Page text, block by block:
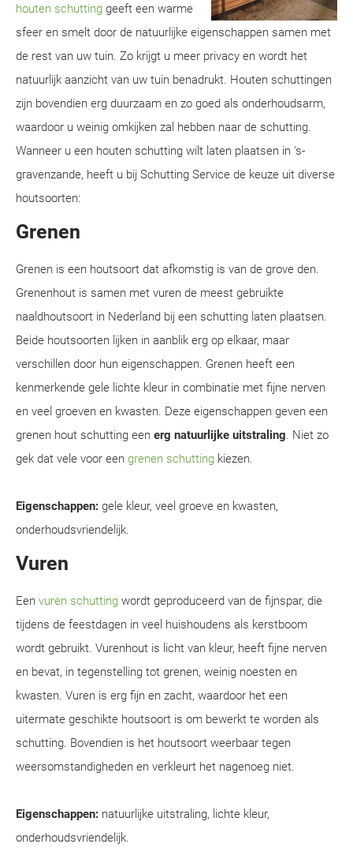
houten schutting geeft een warme
sfeer en smelt door de natuurlijke eigenschappen samen met
de rest van uw tuin. Zo krijgt u meer privacy en wordt het
natuurlijk aanzicht van uw tuin benadrukt. Houten schuttingen
zijn bovendien erg duurzaam en zo goed als onderhoudsarm,
waardoor u weinig omkijken zal hebben naar de schutting.
Wanneer u een houten schutting wilt laten plaatsen in 's-
gravenzande, heeft u bij Schutting Service de keuze uit diverse
houtsoorten:
Grenen
Grenen is een houtsoort dat afkomstig is van de grove den.
Grenenhout is samen met vuren de meest gebruikte
naaldhoutsoort in Nederland bij een schutting laten plaatsen.
Beide houtsoorten lijken in aanblik erg op elkaar, maar
verschillen door hun eigenschappen. Grenen heeft een
kenmerkende gele lichte kleur in combinatie met fijne nerven
en veel groeven en kwasten. Deze eigenschappen geven een
grenen hout schutting een erg natuurlijke uitstraling. Niet zo
gek dat vele voor een grenen schutting kiezen.
Eigenschappen: gele kleur, veel groeve en kwasten,
onderhoudsvriendelijk.
Vuren
Een vuren schutting wordt geproduceerd van de fijnspar, die
tijdens de feestdagen in veel huishoudens als kerstboom
wordt gebruikt. Vurenhout is licht van kleur, heeft fijne nerven
en bevat, in tegenstelling tot grenen, weinig noesten en
kwasten. Vuren is erg fijn en zacht, waardoor het een
uitermate geschikte houtsoort is om bewerkt te worden als
schutting. Bovendien is het houtsoort weerbaar tegen
weersomstandigheden en verkleurt het nagenoeg niet.
Eigenschappen: natuurlijke uitstraling, lichte kleur,
onderhoudsvriendelijk.